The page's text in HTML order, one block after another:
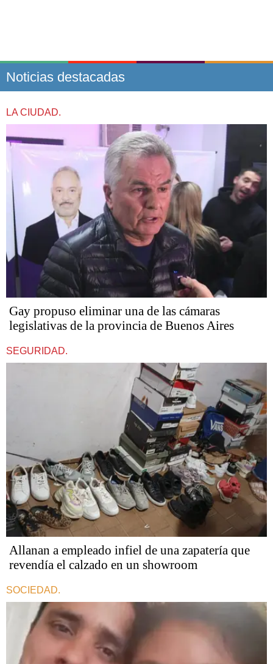
Noticias destacadas
LA CIUDAD.
Gay propuso eliminar una de las cámaras
legislativas de la provincia de Buenos Aires
SEGURIDAD.
Allanan a empleado infiel de una zapatería que
revendía el calzado en un showroom
SOCIEDAD.